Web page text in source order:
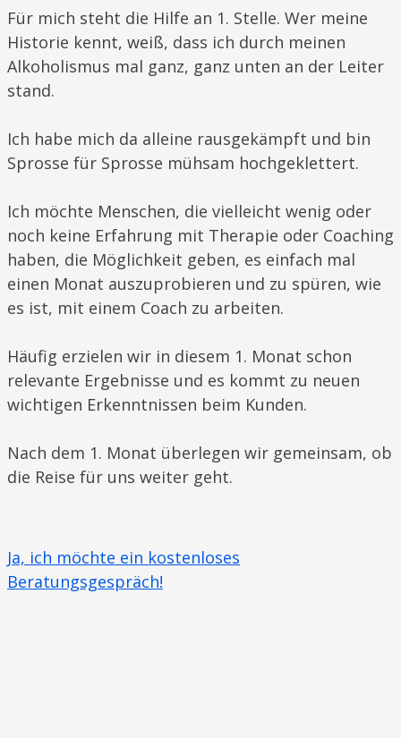
Für mich steht die Hilfe an 1. Stelle. Wer meine
Historie kennt, weiß, dass ich durch meinen
Alkoholismus mal ganz, ganz unten an der Leiter
stand.
Ich habe mich da alleine rausgekämpft und bin
Sprosse für Sprosse mühsam hochgeklettert.
Ich möchte Menschen, die vielleicht wenig oder
noch keine Erfahrung mit Therapie oder Coaching
haben, die Möglichkeit geben, es einfach mal
einen Monat auszuprobieren und zu spüren, wie
es ist, mit einem Coach zu arbeiten.
Häufig erzielen wir in diesem 1. Monat schon
relevante Ergebnisse und es kommt zu neuen
wichtigen Erkenntnissen beim Kunden.
Nach dem 1. Monat überlegen wir gemeinsam, ob
die Reise für uns weiter geht.
Ja, ich möchte ein kostenloses
Beratungsgespräch!